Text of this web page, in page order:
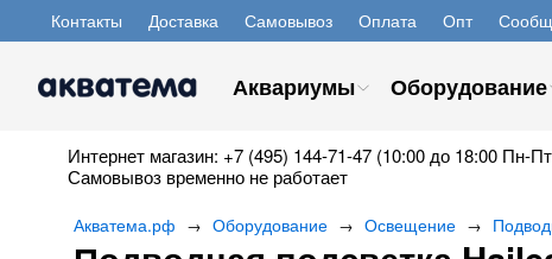
Контакты Доставка Самовывоз Оплата Опт
Аквариумы Оборудование
Интернет магазин: +7 (495) 144-71-47 (10:00 до 18:00 Пн-
Самовывоз временно не работает
Акватема.рф → Оборудование → Освещение →